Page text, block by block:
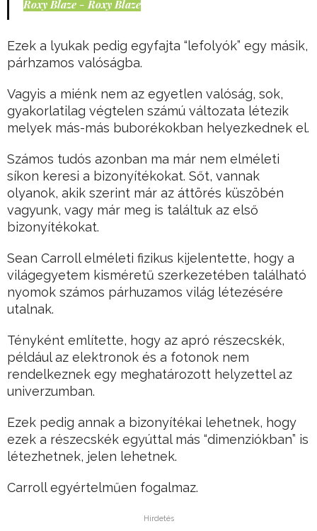
Roxy Blaze - Roxy Blaze
Ezek a lyukak pedig egyfajta “lefolyók” egy másik,
párhzamos valóságba.
Vagyis a miénk nem az egyetlen valóság, sok,
gyakorlatilag végtelen számú változata létezik
melyek más-más buborékokban helyezkednek el.
Számos tudós azonban ma már nem elméleti
síkon keresi a bizonyítékokat. Sőt, vannak
olyanok, akik szerint már az áttörés küszöbén
vagyunk, vagy már meg is találtuk az első
bizonyítékokat.
Sean Carroll elméleti fizikus kijelentette, hogy a
világegyetem kisméretű szerkezetében található
nyomok számos párhuzamos világ létezésére
utalnak.
Tényként említette, hogy az apró részecskék,
például az elektronok és a fotonok nem
rendelkeznek egy meghatározott helyzettel az
univerzumban.
Ezek pedig annak a bizonyítékai lehetnek, hogy
ezek a részecskék egyúttal más “dimenziókban” is
létezhetnek, jelen lehetnek.
Carroll egyértelműen fogalmaz.
Hirdetés